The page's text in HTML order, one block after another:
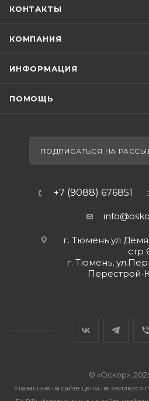
КОНТАКТЫ
КОМПАНИЯ
ИНФОРМАЦИЯ
ПОМОЩЬ
ПОДПИСАТЬСЯ НА
+7 (9088) 676851
г. Тюмень ул
стр
г. Тюмень,
Перестрой-
© «Оскор»,
Указанные на сайте цены не являются